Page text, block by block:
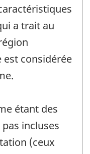
a trait au
est considérée
étant des
incluses
(ceux